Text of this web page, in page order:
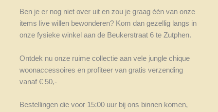
Ben je er nog niet over uit en zou je graag één van onze
items live willen bewonderen? Kom dan gezellig langs in
onze fysieke winkel aan de Beukerstraat 6 te Zutphen.
Ontdek nu onze ruime collectie aan vele jungle chique
woonaccessoires en profiteer van gratis verzending
vanaf € 50,-
Bestellingen die voor 15:00 uur bij ons binnen komen,